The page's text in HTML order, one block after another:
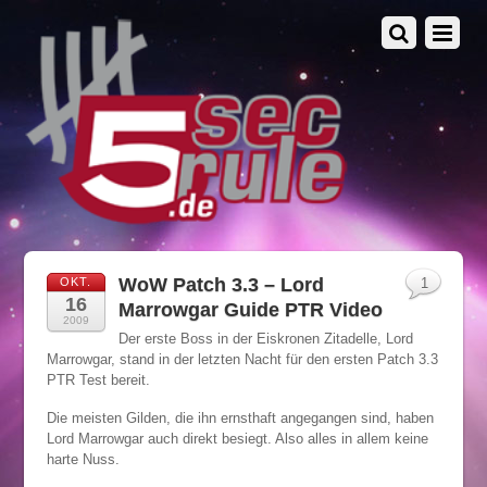
OKT.
16
2009
WoW Patch 3.3 – Lord
Marrowgar Guide PTR Video
Der erste Boss in der Eiskronen Zitadelle, Lord
Marrowgar, stand in der letzten Nacht für den ersten Patch 3.3
PTR Test bereit.
Die meisten Gilden, die ihn ernsthaft angegangen sind, haben
Lord Marrowgar auch direkt besiegt. Also alles in allem keine
harte Nuss.
1